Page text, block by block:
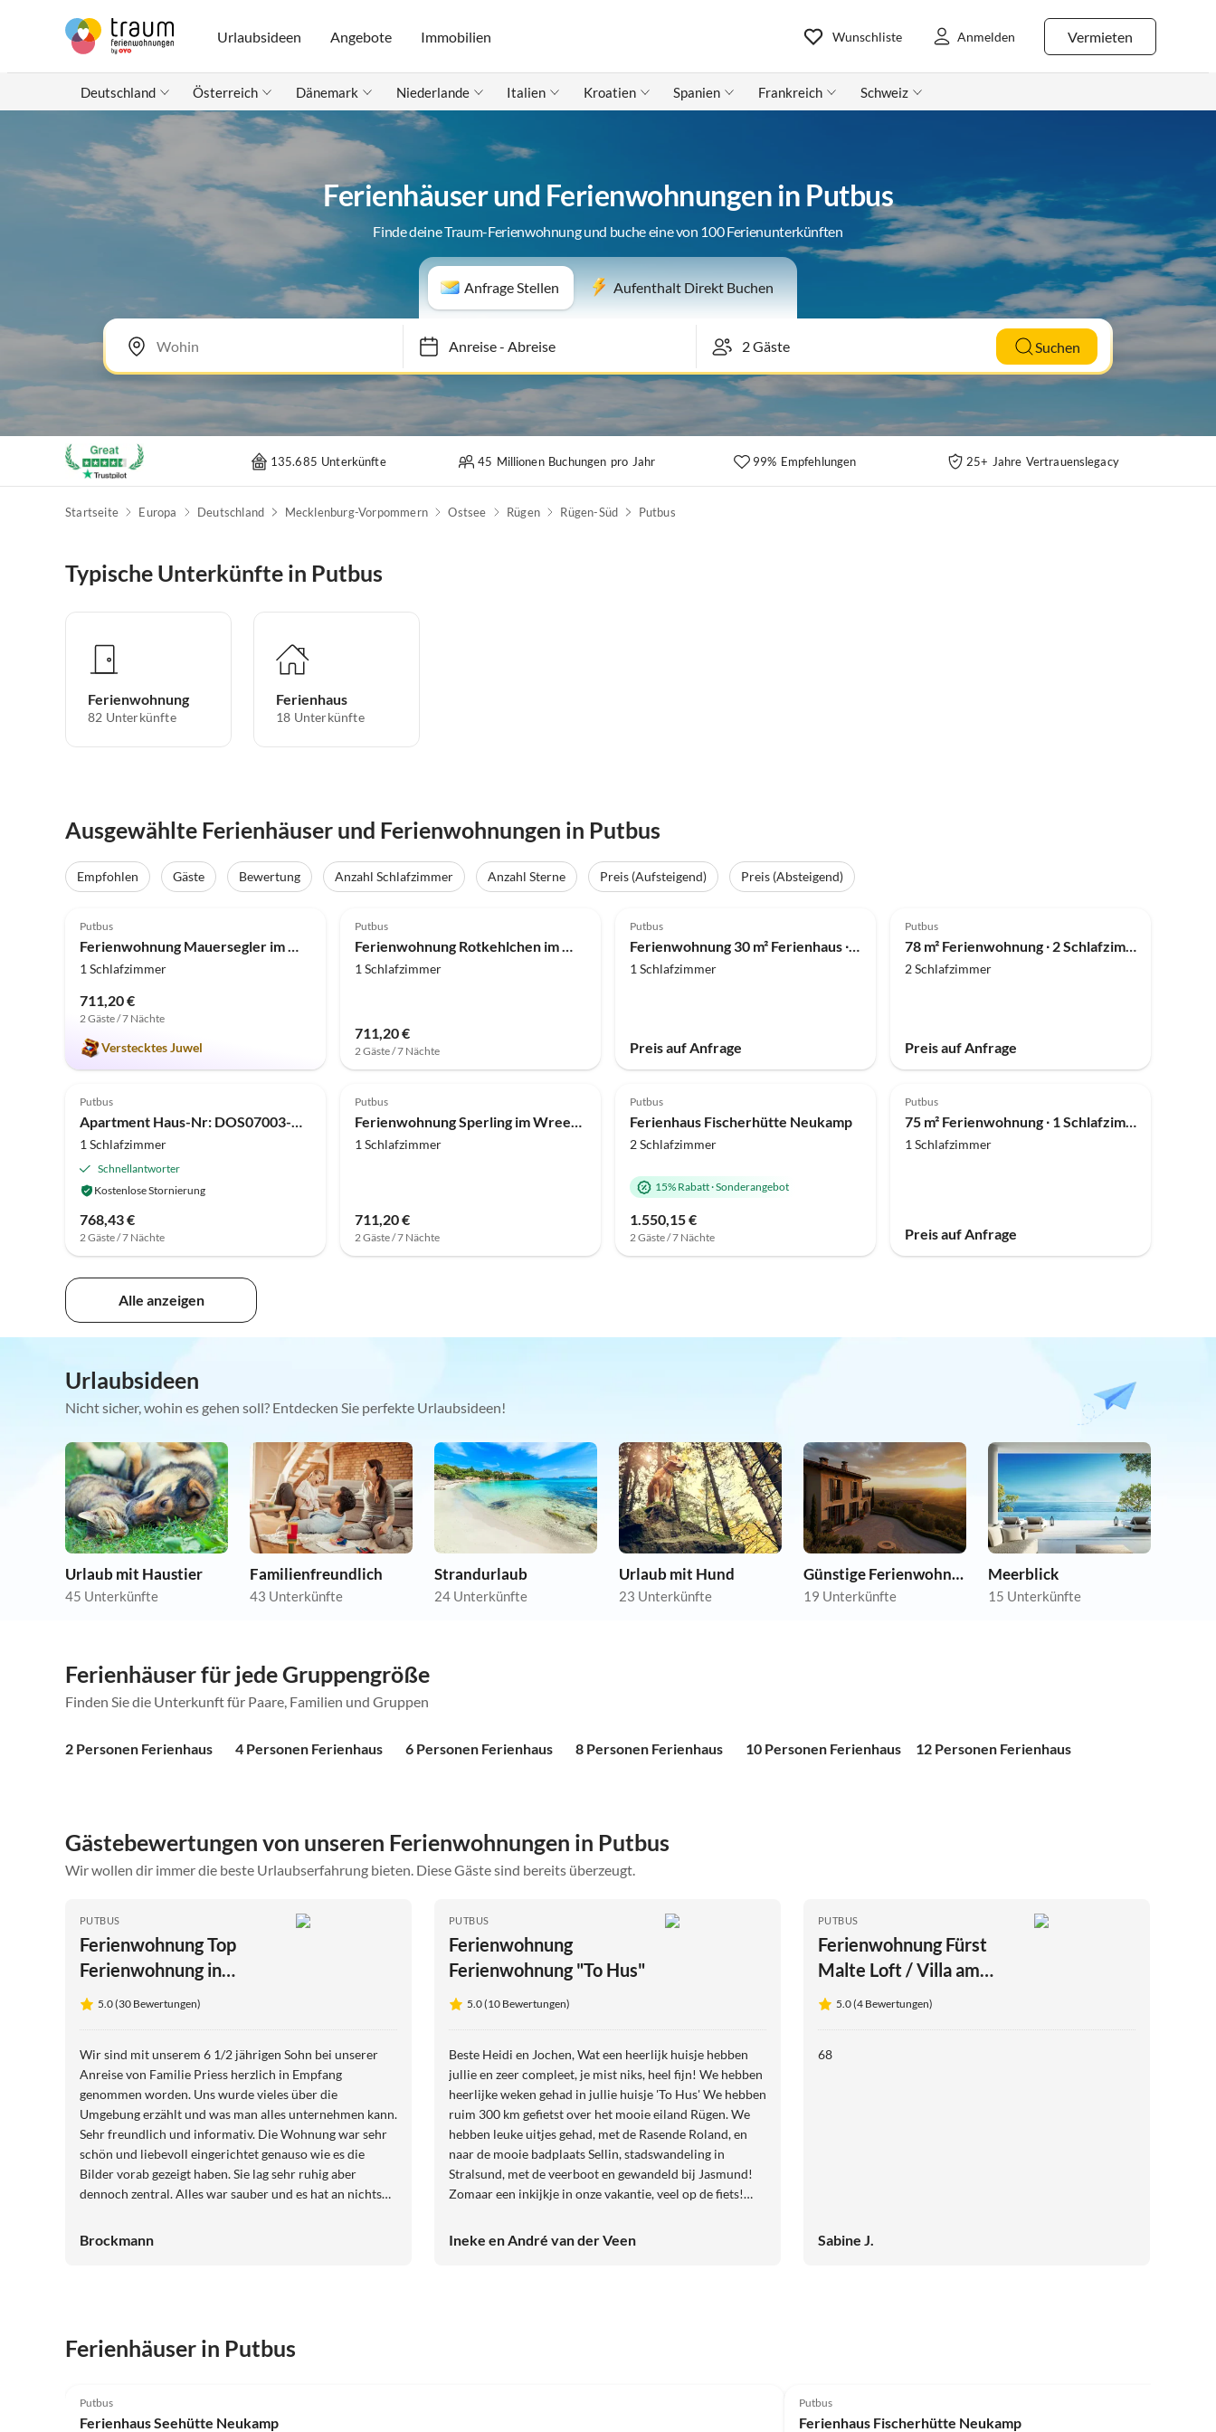
Urlaubsideen Angebote Immobilien Vermieten
Wunschliste Anmelden
Deutschland Österreich Dänemark Niederlande Italien Kroatien Spanien Frankreich Schweiz
Ferienhäuser und Ferienwohnungen in Putbus
Finde deine Traum-Ferienwohnung und buche eine von 100 Ferienunterkünften
Anfrage Stellen Aufenthalt Direkt Buchen
Anreise-Abreise Suchen
135.685 Unterkünfte 45 Millionen Buchungen pro Jahr 99% Empfehlungen 25+ Jahre Vertrauenslegacy
Startseite Europa Deutschland Mecklenburg-Vorpommern Ostsee Rügen Rügen-Süd Putbus
Typische Unterkünfte in Putbus
Ferienwohnung
82 Unterkünfte
Ferienhaus
18 Unterkünfte
Ausgewählte Ferienhäuser und Ferienwohnungen in Putbus
Empfohlen Gäste Bewertung Anzahl Schlafzimmer Anzahl Sterne Preis (Aufsteigend)
Preis (Absteigend)
Putbus
Ferienwohnung Mauersegler im Wreecher Idyll Wreechen
1 Schlafzimmer
711,20 €
2 Gäste / 7 Nächte
Verstecktes Juwel
Putbus
Ferienwohnung Rotkehlchen im Wreecher Idyll Wreechen
1 Schlafzimmer
711,20 €
2 Gäste / 7 Nächte
Putbus
Ferienwohnung 30 m² Ferienhaus ∙ 1 Schlafzimmer ∙ 2 Gäste
1 Schlafzimmer
Preis auf Anfrage
Putbus
78 m² Ferienwohnung ∙ 2 Schlafzimmer ∙ 4 Gäste
2 Schlafzimmer
Preis auf Anfrage
Putbus
Apartment Haus-Nr: DOS07003-CYB
1 Schlafzimmer
Schnellantworter
Kostenlose Stornierung
768,43 €
2 Gäste / 7 Nächte
Putbus
Ferienwohnung Sperling im Wreecher Idyll Wreechen
1 Schlafzimmer
711,20 €
2 Gäste / 7 Nächte
Putbus
Ferienhaus Fischerhütte Neukamp
2 Schlafzimmer
15% Rabatt·Sonderangebot
1.550,15 €
2 Gäste / 7 Nächte
Putbus
75 m² Ferienwohnung ∙ 1 Schlafzimmer ∙ 4 Gäste
1 Schlafzimmer
Preis auf Anfrage
Alle anzeigen
Urlaubsideen
Nicht sicher, wohin es gehen soll? Entdecken Sie perfekte Urlaubsideen!
Urlaub mit Haustier
45 Unterkünfte
Familienfreundlich
43 Unterkünfte
Strandurlaub
24 Unterkünfte
Urlaub mit Hund
23 Unterkünfte
Günstige Ferienwohnungen
19 Unterkünfte
Meerblick
15 Unterkünfte
Ferienhäuser für jede Gruppengröße
Finden Sie die Unterkunft für Paare, Familien und Gruppen
2 Personen Ferienhaus 4 Personen Ferienhaus 6 Personen Ferienhaus 8 Personen Ferienhaus 10 Personen Ferienhaus 12 Personen Ferienhaus
Gästebewertungen von unseren Ferienwohnungen in Putbus
Wir wollen dir immer die beste Urlaubserfahrung bieten. Diese Gäste sind bereits überzeugt.
PUTBUS
Ferienwohnung Top
Ferienwohnung in
Putbus auf Rügen
5.0 (30 Bewertungen)
Wir sind mit unserem 6 1/2 jährigen Sohn bei unserer
Anreise von Familie Priess herzlich in Empfang
genommen worden. Uns wurde vieles über die
Umgebung erzählt und was man alles unternehmen kann.
Sehr freundlich und informativ. Die Wohnung war sehr
schön und liebevoll eingerichtet genauso wie es die
Bilder vorab gezeigt haben. Sie lag sehr ruhig aber
dennoch zentral. Alles war sauber und es hat an nichts
seine Verpflegung benötigt. Zum Meer bzw. Strand war
Brockmann
PUTBUS
Ferienwohnung
Ferienwohnung "To Hus"
5.0 (10 Bewertungen)
Beste Heidi en Jochen, Wat een heerlijk huisje hebben
jullie en zeer compleet, je mist niks, heel fijn! We hebben
heerlijke weken gehad in jullie huisje 'To Hus' We hebben
ruim 300 km gefietst over het mooie eiland Rügen. We
hebben leuke uitjes gehad, met de Rasende Roland, en
naar de mooie badplaats Sellin, stadswandeling in
Stralsund, met de veerboot en gewandeld bij Jasmund!
Zomaar een inkijkje in onze vakantie, veel op de fiets!
Kortom bedankt, en het allerbeste voor jullie! Lieve
Ineke en André van der Veen
PUTBUS
Ferienwohnung Fürst
Malte Loft / Villa am
Circus
5.0 (4 Bewertungen)
68
Sabine J.
Ferienhäuser in Putbus
Putbus
Ferienhaus Seehütte Neukamp
Putbus
Ferienhaus Fischerhütte Neukamp